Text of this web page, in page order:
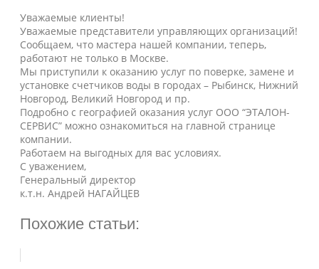
Уважаемые клиенты!
Уважаемые представители управляющих организаций!
Сообщаем, что мастера нашей компании, теперь,
работают не только в Москве.
Мы приступили к оказанию услуг по поверке, замене и
установке счетчиков воды в городах – Рыбинск, Нижний
Новгород, Великий Новгород и пр.
Подробно с географией оказания услуг ООО “ЭТАЛОН-
СЕРВИС” можно ознакомиться на главной странице
компании.
Работаем на выгодных для вас условиях.
С уважением,
Генеральный директор
к.т.н. Андрей НАГАЙЦЕВ
Похожие статьи: